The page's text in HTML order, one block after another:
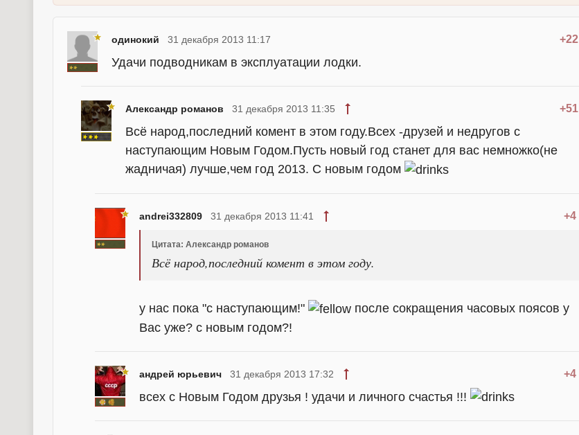
одинокий +22
31 декабря 2013 11:17
Удачи подводникам в эксплуатации лодки.
Александр романов +51
31 декабря 2013 11:35
Всё народ,последний комент в этом году.Всех -друзей и недругов с
наступающим Новым Годом.Пусть новый год станет для вас немножко(не
жадничая) лучше,чем год 2013. С новым годом
andrei332809 +4
31 декабря 2013 11:41
Цитата: Александр романов
Всё народ,последний комент в этом году.
у нас пока "с наступающим!"
после сокращения часовых поясов у
Вас уже? с новым годом?!
андрей юрьевич +4
31 декабря 2013 17:32
всех с Новым Годом друзья ! удачи и личного счастья !!!